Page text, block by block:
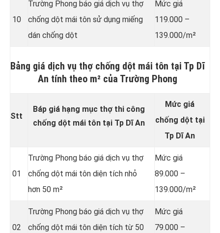
10
Trường Phong báo giá dịch vụ thợ
chống dột mái tôn sử dụng miếng
dán chống dột
Mức giá
119.000 –
139.000/m²
Bảng giá dịch vụ thợ chống dột mái tôn tại Tp Dĩ
An tính theo m² của Trường Phong
Stt
Báp giá hạng mục thợ thi công
chống dột mái tôn tại Tp Dĩ An
Mức giá
chống dột tại
Tp Dĩ An
01
Trường Phong báo giá dịch vụ thợ
chống dột mái tôn diện tích nhỏ
hơn 50 m²
Mức giá
89.000 –
139.000/m²
02
Trường Phong báo giá dịch vụ thợ
chống dột mái tôn diện tích từ 50
Mức giá
79.000 –